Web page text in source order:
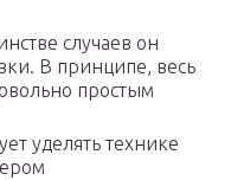
случаев он
В принципе, весь
простым
уделять технике